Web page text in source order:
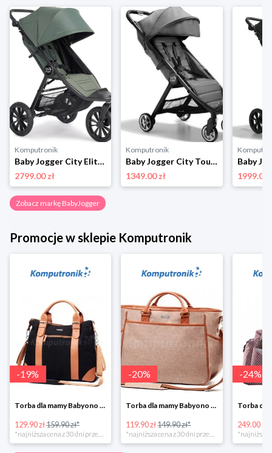
Komputronik
Baby Jogger City Elite 2 493437 Briar Green BabyJogger
2799.00 zł
Komputronik
Baby Jogger City Tour 2 Shadow Grey 470848 BabyJogger
1349.00 zł
1999.00
Zobacz markę BabyJogger
Promocje w sklepie Komputronik
-19%
Torba dla mamy Babyono 1505/01 Comfort Icoinic 5/5
129.90 zł159.90 zł*
*najniższa cena z 30 dni przed obniżką
-20%
Torba dla mamy Babyono 1507/01 Comfort Chic w super cenie
119.90 zł149.90 zł*
*najniższa cena z 30 dni przed obniżką
-24%
249.00 zł